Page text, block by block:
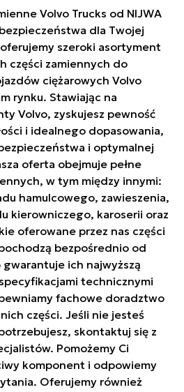
Volvo Trucks od NIJWA
dla Twojej
szeroki asortyment
części zamiennych do
ciężarowych Volvo
rynku. Stawiając na
Volvo, zyskujesz pewność
i idealnego dopasowania,
i optymalnej
oferta obejmuje pełne
w tym między innymi:
hamulcowego, zawieszenia,
kierowniczego, karoserii oraz
oferowane przez nas części
bezpośrednio od
ich najwyższą
technicznymi
fachowe doradztwo
części. Jeśli nie jesteś
skontaktuj się z
Pomożemy Ci
komponent i odpowiemy
Oferujemy również